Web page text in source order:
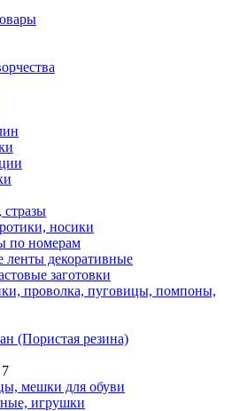
носики
по номерам
ленты декоративные
заготовки
проволка, пуговицы, помпоны,
(Пористая резина)
мешки для обуви
игрушки